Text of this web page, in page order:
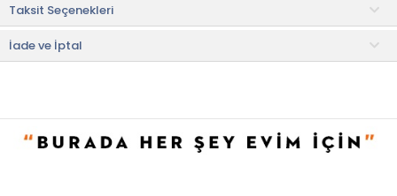
kolaylık sağlar.
Taksit Seçenekleri
İade ve İptal